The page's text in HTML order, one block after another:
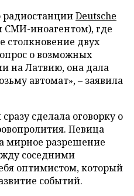
радиостанцииDeutsche
СМИ-иноагентом), где
столкновение двух
о возможных
на Латвию, она дала
автомат», – заявила
сделала оговорку о
Певица
мирное разрешение
соседними
оптимистом, который
событий.